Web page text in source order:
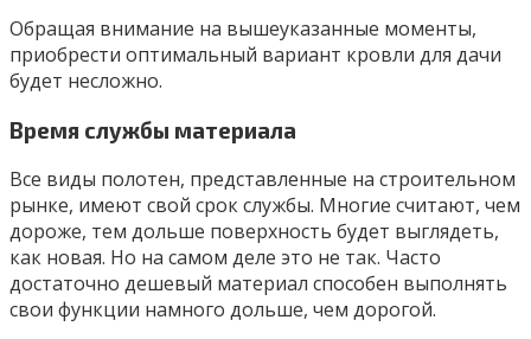
Обращая внимание на вышеуказанные моменты,
приобрести оптимальный вариант кровли для дачи
будет несложно.
Время службы материала
Все виды полотен, представленные на строительном
рынке, имеют свой срок службы. Многие считают, чем
дороже, тем дольше поверхность будет выглядеть,
как новая. Но на самом деле это не так. Часто
достаточно дешевый материал способен выполнять
свои функции намного дольше, чем дорогой.